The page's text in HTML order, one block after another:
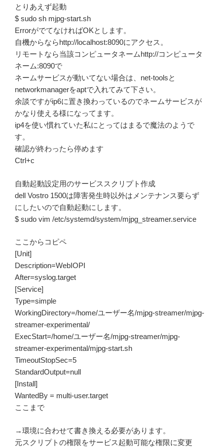
とりあえず起動
$ sudo sh mjpg-start.sh
ErrorがでてなければOKとします。
自機からならhttp://localhost:8090にアクセス。
リモートなら当該コンピュータネームhttp://コンピュータ
ネーム:8090で
ネームサービスが動いてない場合は、net-toolsと
networkmanagerをaptで入れてみて下さい。
余談ですがip6に置き換わっているのでネームサービスが
かなり使える様になってます。
ip4を使い慣れていた私にとってはまるで魔法のようで
す。
確認が終わったら停めます
Ctrl+c
自動起動設定用のサービススクリプト作成
dell Vostro 1500は障害発生時以外はメンテナンス要らず
にしたいので自動起動にします。
$ sudo vim /etc/systemd/system/mjpg_streamer.service
ここからコピペ
[Unit]
Description=WebIOPI
After=syslog.target
[Service]
Type=simple
WorkingDirectory=/home/ユーザー名/mjpg-streamer/mjpg-
streamer-experimental/
ExecStart=/home/ユーザー名/mjpg-streamer/mjpg-
streamer-experimental/mjpg-start.sh
TimeoutStopSec=5
StandardOutput=null
[Install]
WantedBy = multi-user.target
ここまで
→環境に合わせて書き換える必要があります。
元スクリプトの権限をサービス起動可能な権限に変更